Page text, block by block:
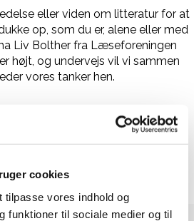
cookies
tilpasse vores indhold og
funktioner til sociale medier og til
eller viden om litteratur for at
op, som du er, alene eller med
Liv Bolther fra Læseforeningen
højt, og undervejs vil vi sammen
vores tanker hen.
kl. 16-18.
pladser)